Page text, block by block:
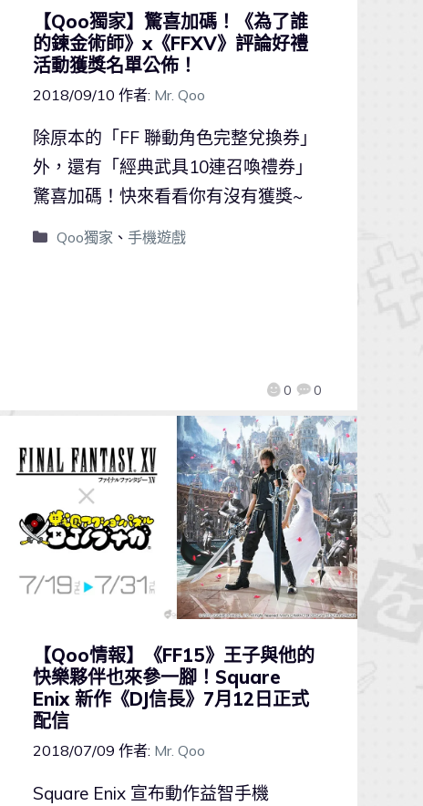
【Qoo獨家】驚喜加碼！《為了誰
的鍊金術師》x《FFXV》評論好禮
活動獲獎名單公佈！
2018/09/10 作者: Mr. Qoo
0 0
除原本的「FF 聯動角色完整兌換券」
外，還有「經典武具10連召喚禮券」
驚喜加碼！快來看看你有沒有獲獎~
Qoo獨家 、 手機遊戲
【Qoo情報】《FF15》王子與他的
快樂夥伴也來參一腳！Square
Enix 新作《DJ信長》7月12日正式
配信
2018/07/09 作者: Mr. Qoo
Square Enix 宣布動作益智手機